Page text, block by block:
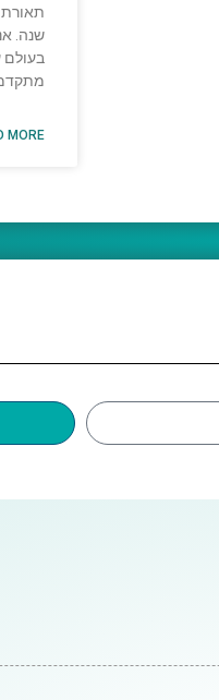
שנה.
בעולם
MORE »